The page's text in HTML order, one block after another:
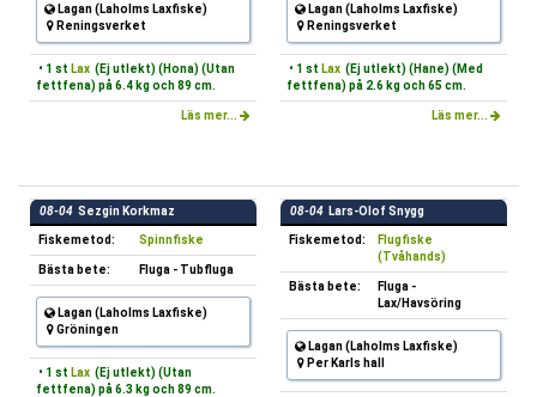
Lagan (Laholms Laxfiske)
Reningsverket
• 1 st Lax (Ej utlekt) (Hona) (Utan
fettfena) på 6.4 kg och 89 cm.
Läs mer...
Lagan (Laholms Laxfiske)
Reningsverket
• 1 st Lax (Ej utlekt) (Hane) (Med
fettfena) på 2.6 kg och 65 cm.
Läs mer...
08-04 Sezgin Korkmaz
Fiskemetod: Spinnfiske
Bästa bete: Fluga - Tubfluga
Lagan (Laholms Laxfiske)
Gröningen
• 1 st Lax (Ej utlekt) (Utan
fettfena) på 6.3 kg och 89 cm.
08-04 Lars-Olof Snygg
Fiskemetod:
Flugfiske
(Tvåhands)
Bästa bete:
Fluga -
Lax/Havsöring
Lagan (Laholms Laxfiske)
Per Karls hall